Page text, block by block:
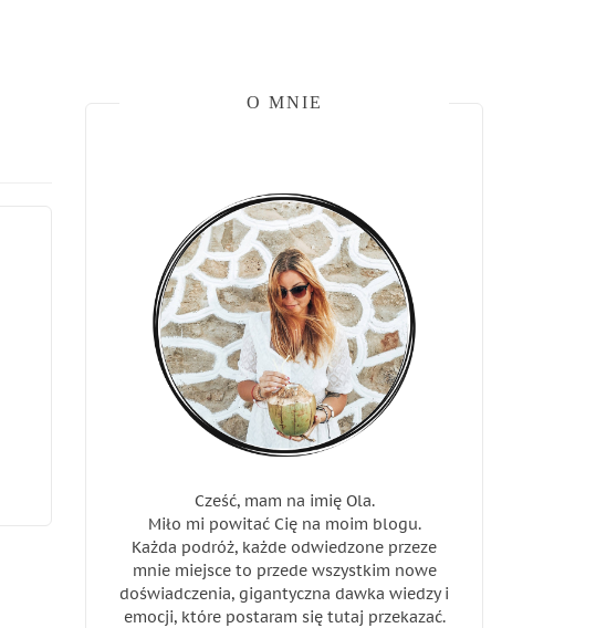
O MNIE
Cześć, mam na imię Ola.
Miło mi powitać Cię na moim blogu.
Każda podróż, każde odwiedzone przeze
mnie miejsce to przede wszystkim nowe
doświadczenia, gigantyczna dawka wiedzy i
emocji, które postaram się tutaj przekazać.